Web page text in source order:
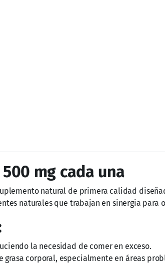
lo recomienda y de quien lo consume.